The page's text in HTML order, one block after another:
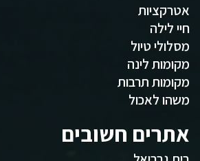
אטרקציות
חיי לילה
מסלולי טיול
מקומות לינה
מקומות תרבות
משהו לאכול
אתרים חשובים